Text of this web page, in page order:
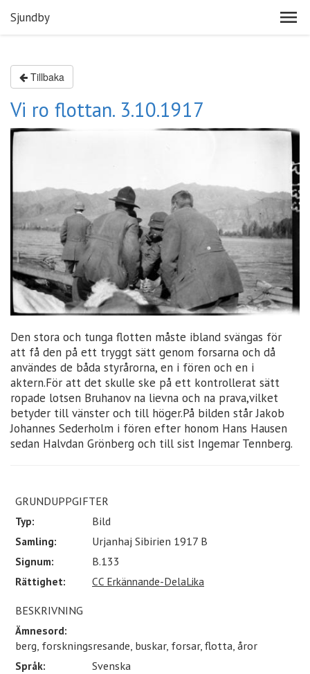
Sjundby
Tillbaka
Vi ro flottan. 3.10.1917
Den stora och tunga flotten måste ibland svängas för
att få den på ett tryggt sätt genom forsarna och då
användes de båda styrårorna, en i fören och en i
aktern.För att det skulle ske på ett kontrollerat sätt
ropade lotsen Bruhanov na lievna och na prava,vilket
betyder till vänster och till höger.På bilden står Jakob
Johannes Sederholm i fören efter honom Hans Hausen
sedan Halvdan Grönberg och till sist Ingemar Tennberg.
GRUNDUPPGIFTER
Typ:
Bild
Samling:
Urjanhaj Sibirien 1917 B
Signum:
B.133
Rättighet:
CC Erkännande-DelaLika
BESKRIVNING
Ämnesord:
berg, forskningsresande, buskar, forsar, flotta, åror
Språk:
Svenska